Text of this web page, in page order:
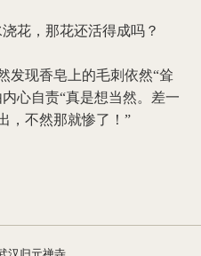
花，那花还活得成吗？
现香皂上的毛刺依然“耸
心自责“真是想当然。差一
，不然那就惨了！”